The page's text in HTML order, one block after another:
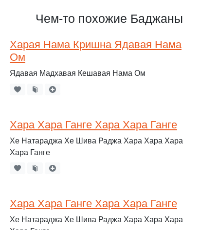
Чем-то похожие Баджаны
Харая Нама Кришна Ядавая Нама
Ом
Ядавая Мадхавая Кешавая Нама Ом
Хара Хара Ганге Хара Хара Ганге
Хе Натараджа Хе Шива Раджа Хара Хара Хара
Хара Ганге
Хара Хара Ганге Хара Хара Ганге
Хе Натараджа Хе Шива Раджа Хара Хара Хара